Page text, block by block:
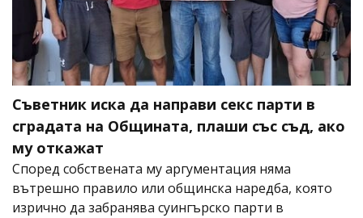
Съветник иска да направи секс парти в
сградата на Общината, плаши със съд, ако
му откажат
Според собствената му аргументация няма
вътрешно правило или общинска наредба, която
изрично да забранява суингърско парти в